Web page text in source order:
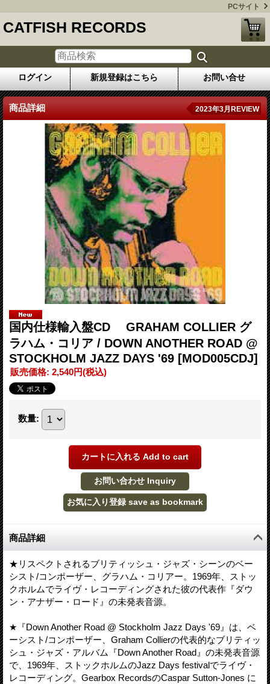
PCサイト
CATFISH RECORDS
ログイン 新規登録はこちら お問い合せ
商品詳細 2023年3月REVIEW
国内仕様輸入盤CD GRAHAM COLLIER グ
ラハム・コリア / DOWN ANOTHER ROAD @
STOCKHOLM JAZZ DAYS '69 [MOD005CDJ]
販売価格: 2,540円(税込)
数量:
商品詳細
★リスペクトされるブリティッシュ・ジャズ・シーンのベー
シスト/コンポーザー、グラハム・コリアー。1969年、ストッ
クホルムでライヴ・レコーディングされた彼の代表作『ダウ
ン・アナザー・ロード』の未発表音源。
★『Down Another Road @ Stockholm Jazz Days '69』は、ベ
ーシスト/コンポーザー、Graham Collierの代表的なブリティッ
シュ・ジャズ・アルバム『Down Another Road』の未発表音源
で、1969年、ストックホルムのJazz Days festivalでライヴ・
レコーディング。Gearbox RecordsのCaspar Sutton-Jones に